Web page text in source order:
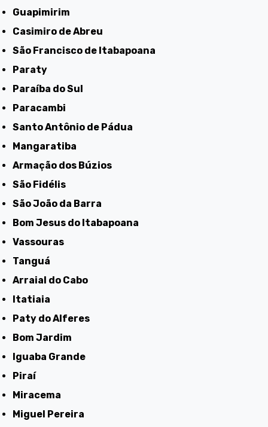
Guapimirim
Casimiro de Abreu
São Francisco de Itabapoana
Paraty
Paraíba do Sul
Paracambi
Santo Antônio de Pádua
Mangaratiba
Armação dos Búzios
São Fidélis
São João da Barra
Bom Jesus do Itabapoana
Vassouras
Tanguá
Arraial do Cabo
Itatiaia
Paty do Alferes
Bom Jardim
Iguaba Grande
Piraí
Miracema
Miguel Pereira